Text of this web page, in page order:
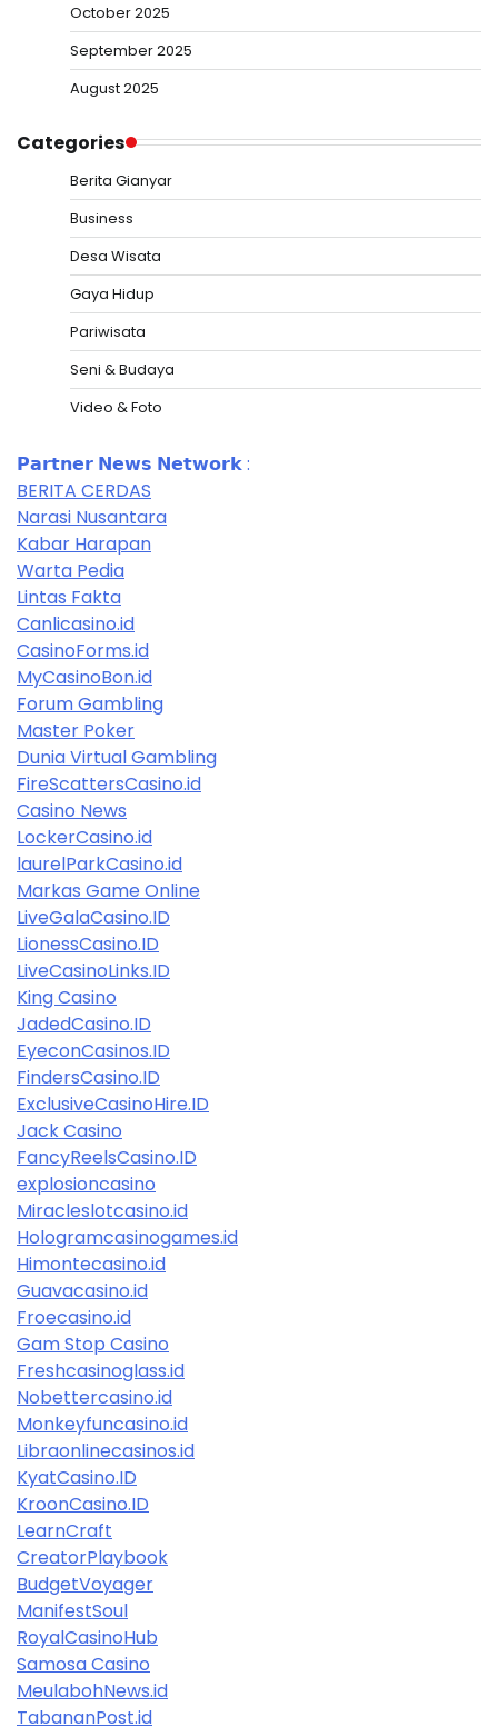
October 2025
September 2025
August 2025
Categories
Berita Gianyar
Business
Desa Wisata
Gaya Hidup
Pariwisata
Seni & Budaya
Video & Foto
𝗣𝗮𝗿𝘁𝗻𝗲𝗿 𝗡𝗲𝘄𝘀 𝗡𝗲𝘁𝘄𝗼𝗿𝗸 :
BERITA CERDAS
Narasi Nusantara
Kabar Harapan
Warta Pedia
Lintas Fakta
Canlicasino.id
CasinoForms.id
MyCasinoBon.id
Forum Gambling
Master Poker
Dunia Virtual Gambling
FireScattersCasino.id
Casino News
LockerCasino.id
laurelParkCasino.id
Markas Game Online
LiveGalaCasino.ID
LionessCasino.ID
LiveCasinoLinks.ID
King Casino
JadedCasino.ID
EyeconCasinos.ID
FindersCasino.ID
ExclusiveCasinoHire.ID
Jack Casino
FancyReelsCasino.ID
explosioncasino
Miracleslotcasino.id
Hologramcasinogames.id
Himontecasino.id
Guavacasino.id
Froecasino.id
Gam Stop Casino
Freshcasinoglass.id
Nobettercasino.id
Monkeyfuncasino.id
Libraonlinecasinos.id
KyatCasino.ID
KroonCasino.ID
LearnCraft
CreatorPlaybook
BudgetVoyager
ManifestSoul
RoyalCasinoHub
Samosa Casino
MeulabohNews.id
TabananPost.id